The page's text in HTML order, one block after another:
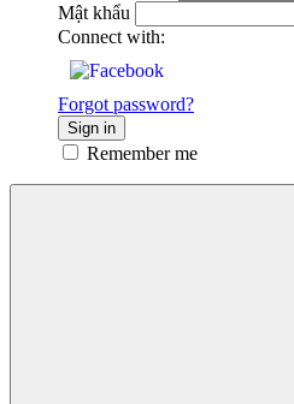
Mật khẩu
Connect with:
Forgot password?
Sign in
Remember me